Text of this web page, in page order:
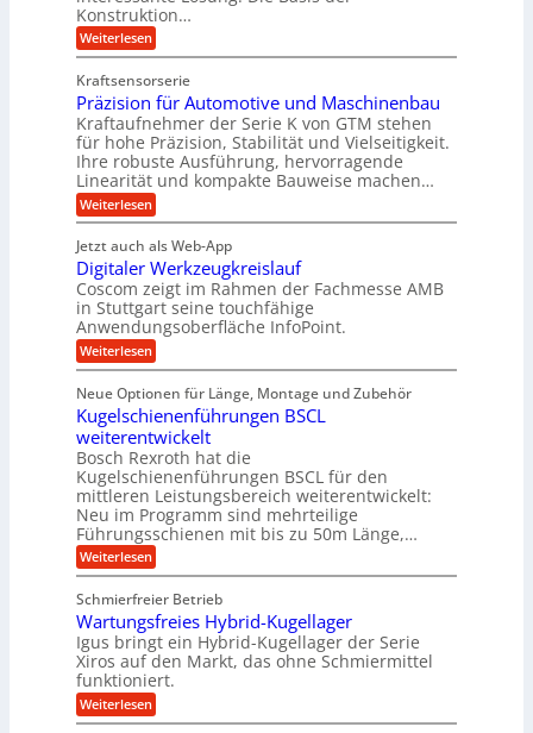
r
g
e
c
h
e
l
g
e
w
i
n
d
e
t
i
e
b
e
f
ü
r
r
a
u
e
U
m
g
e
b
u
n
g
e
n
a
t
u
n
d
A
u
f
t
r
a
g
s
e
i
g
a
n
g
i
t
s
l
o
s
e
,
w
e
n
i
g
e
r
S
t
e
l
l
e
n
Konstruktion…
Weiterlesen:
Z
h
n
s
t
a
n
g
e
n
e
t
r
i
e
b
e
f
r
p
r
ä
z
i
s
e
H
u
b
e
w
e
g
u
n
g
e
Kraftsensorserie
Präzision für Automotive und Maschinenbau
Kraftaufnehmer der Serie K von GTM stehen
für hohe Präzision, Stabilität und Vielseitigkeit.
Ihre robuste Ausführung, hervorragende
Linearität und kompakte Bauweise machen…
Weiterlesen:
P
ä
z
i
s
i
o
n
f
r
A
u
t
o
m
o
t
i
v
e
n
d
M
a
s
c
h
i
Jetzt auch als Web-App
Digitaler Werkzeugkreislauf
Coscom zeigt im Rahmen der Fachmesse AMB
in Stuttgart seine touchfähige
Anwendungsoberfläche InfoPoint.
Weiterlesen:
D
g
i
t
a
l
e
r
W
e
r
k
z
e
u
g
k
r
e
i
s
Neue Optionen für Länge, Montage und Zubehör
Kugelschienenführungen BSCL
weiterentwickelt
Bosch Rexroth hat die
Kugelschienenführungen BSCL für den
mittleren Leistungsbereich weiterentwickelt:
Neu im Programm sind mehrteilige
Führungsschienen mit bis zu 50m Länge,…
Weiterlesen:
K
g
e
l
s
c
h
i
e
Schmierfreier Betrieb
Wartungsfreies Hybrid-Kugellager
Igus bringt ein Hybrid-Kugellager der Serie
Xiros auf den Markt, das ohne Schmiermittel
funktioniert.
Weiterlesen:
W